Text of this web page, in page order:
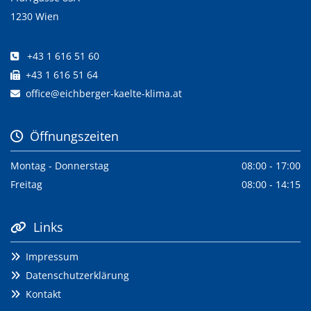
1230 Wien
 +43 1 616 51 60
 +43 1 616 51 64
 office@eichberger-kaelte-klima.at
Öffnungszeiten
Montag - Donnerstag
08:00 - 17:00
Freitag
08:00 - 14:15
 Links
 Impressum
 Datenschutzerklärung
 Kontakt